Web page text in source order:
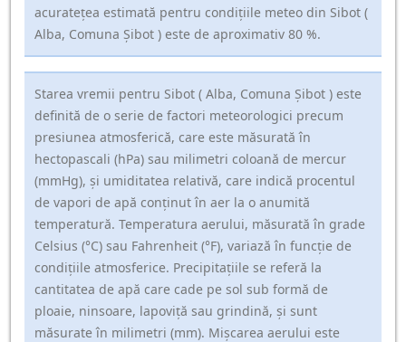
acuratețea estimată pentru condițiile meteo din Sibot (
Alba, Comuna Şibot ) este de aproximativ 80 %.
Starea vremii pentru Sibot ( Alba, Comuna Şibot ) este
definită de o serie de factori meteorologici precum
presiunea atmosferică, care este măsurată în
hectopascali (hPa) sau milimetri coloană de mercur
(mmHg), și umiditatea relativă, care indică procentul
de vapori de apă conținut în aer la o anumită
temperatură. Temperatura aerului, măsurată în grade
Celsius (°C) sau Fahrenheit (°F), variază în funcție de
condițiile atmosferice. Precipitațiile se referă la
cantitatea de apă care cade pe sol sub formă de
ploaie, ninsoare, lapoviță sau grindină, și sunt
măsurate în milimetri (mm). Mișcarea aerului este